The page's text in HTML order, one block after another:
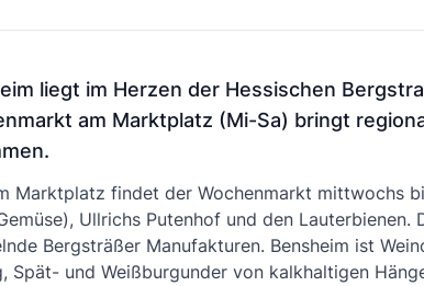
liegt im Herzen der Hessischen
am Marktplatz (Mi-Sa) bringt
Marktplatz findet der Wochenmarkt mittwochs
Ullrichs Putenhof und den
Bergsträßer Manufakturen. Bensheim ist
Spät- und Weißburgunder von kalkhaltigen